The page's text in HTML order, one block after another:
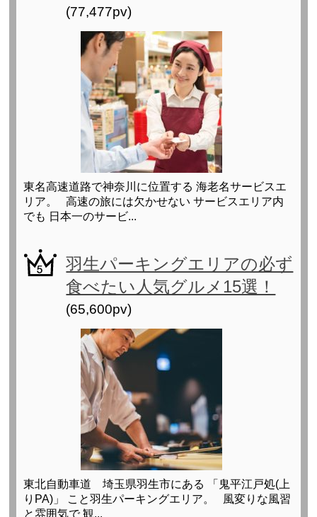
(77,477pv)
東名高速道路で神奈川に位置する 海老名サービスエ
リア。 高速の旅には欠かせない サービスエリア内
でも 日本一のサービ...
羽生パーキングエリアの必ず
食べたい人気グルメ15選！
(65,600pv)
東北自動車道 埼玉県羽生市にある 「鬼平江戸処(上
りPA)」 こと羽生パーキングエリア。 風変りな風習
と雰囲気で 観...